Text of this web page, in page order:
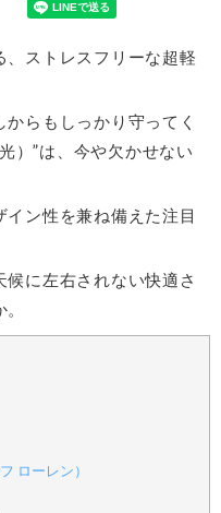
ストレスフリーな超軽
らもしっかり守ってく
）”は、今や欠かせない
ン性を兼ね備えた注目
に左右されない快適さ
ローレン）